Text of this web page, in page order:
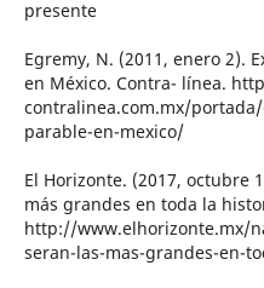
presente
Egremy, N. (2011, enero 2).
en México. Contra- línea.
contralinea.com.mx/
parable-en-mexico/
El Horizonte. (2017, octubre
más grandes en toda la
http://www.elhorizonte.mx/
seran-las-mas-grandes-en-